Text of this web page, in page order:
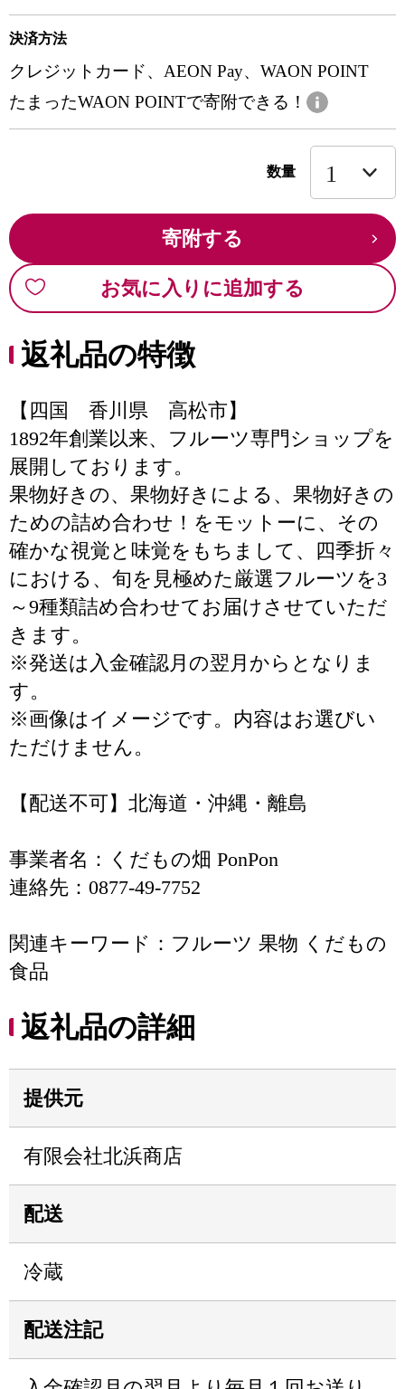
決済方法
クレジットカード、AEON Pay、WAON POINT
たまったWAON POINTで寄附できる！
数量
寄附する
お気に入りに追加する
返礼品の特徴
【四国 香川県 高松市】
1892年創業以来、フルーツ専門ショップを
展開しております。
果物好きの、果物好きによる、果物好きの
ための詰め合わせ！をモットーに、その
確かな視覚と味覚をもちまして、四季折々
における、旬を見極めた厳選フルーツを3
～9種類詰め合わせてお届けさせていただ
きます。
※発送は入金確認月の翌月からとなりま
す。
※画像はイメージです。内容はお選びい
ただけません。
【配送不可】北海道・沖縄・離島
事業者名：くだもの畑 PonPon
連絡先：0877-49-7752
関連キーワード：フルーツ 果物 くだもの
食品
返礼品の詳細
提供元
有限会社北浜商店
配送
冷蔵
配送注記